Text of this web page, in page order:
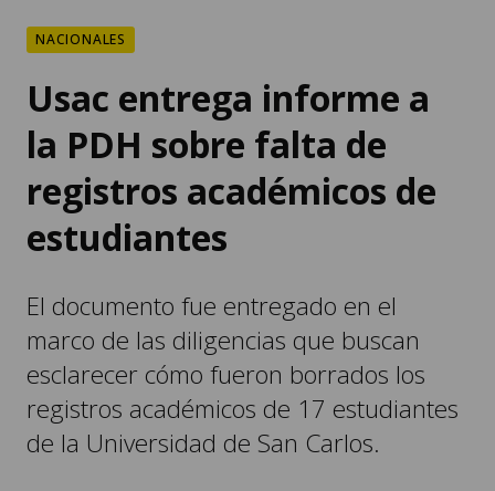
NACIONALES
Usac entrega informe a
la PDH sobre falta de
registros académicos de
estudiantes
El documento fue entregado en el
marco de las diligencias que buscan
esclarecer cómo fueron borrados los
registros académicos de 17 estudiantes
de la Universidad de San Carlos.